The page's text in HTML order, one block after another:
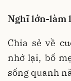
Nghĩ lớn-làm
Chia sẻ về
nhớ lại, bố
sống quanh